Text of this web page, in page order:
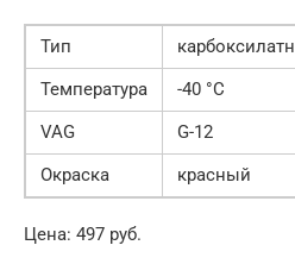
Тип
Температура
-40 °C
VAG
G-12
Окраска
красный
Цена: 497 руб.